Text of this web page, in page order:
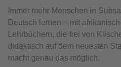
Immer mehr Menschen in
Deutsch lernen – mit
Lehrbüchern, die frei von
didaktisch auf dem neuesten
macht genau das möglich.